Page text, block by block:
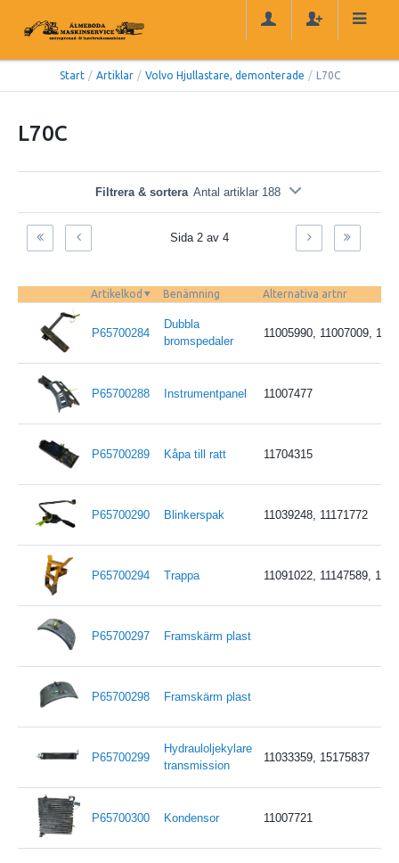
Start / Artiklar / Volvo Hjullastare, demonterade / L70C
L70C
Filtrera & sortera Antal artiklar 188
Sida 2 av 4
Artikelkod Benämning Alternativa artnr
P65700284
Dubbla
bromspedaler
11005990, 11007009,
P65700288 Instrumentpanel 11007477
P65700289 Kåpa till ratt 11704315
P65700290 Blinkerspak 11039248, 11171772
P65700294 Trappa 11091022, 11147589,
P65700297 Framskärm plast
P65700298 Framskärm plast
P65700299
Hydrauloljekylare
transmission
11033359, 15175837
P65700300 Kondensor 11007721